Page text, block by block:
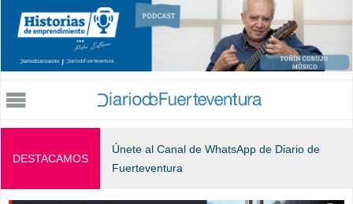
Jump to navigation
DESTACAMOS
Únete al Canal de WhatsApp de Diario de
Fuerteventura